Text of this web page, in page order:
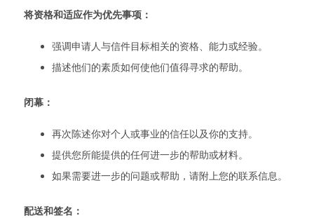
将资格和适应作为优先事项：
强调申请人与信件目标相关的资格、能力或经验。
描述他们的素质如何使他们值得寻求的帮助。
闭幕：
再次陈述你对个人或事业的信任以及你的支持。
提供您所能提供的任何进一步的帮助或材料。
如果需要进一步的问题或帮助，请附上您的联系信息。
配送和签名：